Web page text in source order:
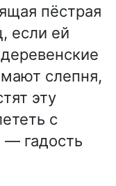
пёстрая
если ей
слепня,
эту
с
гадость